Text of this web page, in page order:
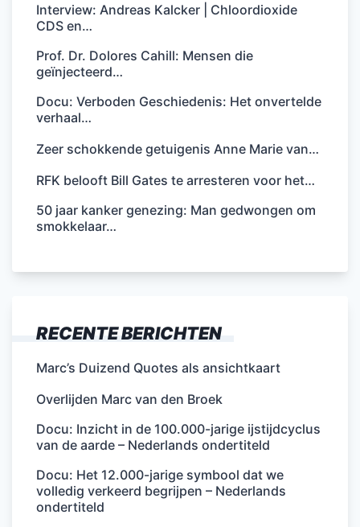
Interview: Andreas Kalcker | Chloordioxide
CDS en…
Prof. Dr. Dolores Cahill: Mensen die
geïnjecteerd…
Docu: Verboden Geschiedenis: Het onvertelde
verhaal…
Zeer schokkende getuigenis Anne Marie van…
RFK belooft Bill Gates te arresteren voor het…
50 jaar kanker genezing: Man gedwongen om
smokkelaar…
RECENTE BERICHTEN
Marc’s Duizend Quotes als ansichtkaart
Overlijden Marc van den Broek
Docu: Inzicht in de 100.000-jarige ijstijdcyclus
van de aarde – Nederlands ondertiteld
Docu: Het 12.000-jarige symbool dat we
volledig verkeerd begrijpen – Nederlands
ondertiteld